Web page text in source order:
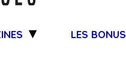
LES BONUS